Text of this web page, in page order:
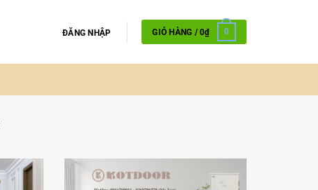
ĐĂNG NHẬP GIỎ HÀNG /0₫ 0